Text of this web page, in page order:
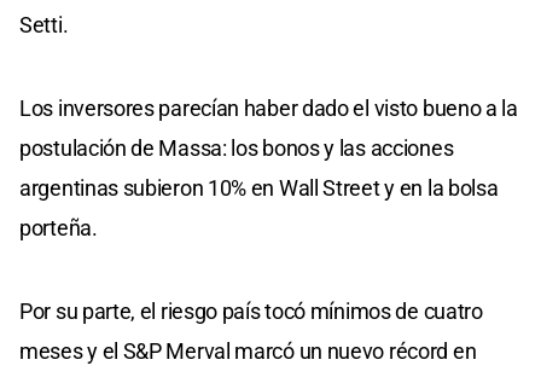
Setti.
Los inversores parecían haber dado el visto bueno a la
postulación de Massa: los bonos y las acciones
argentinas subieron 10% en Wall Street y en la bolsa
porteña.
Por su parte, el riesgo país tocó mínimos de cuatro
meses y el S&P Merval marcó un nuevo récord en